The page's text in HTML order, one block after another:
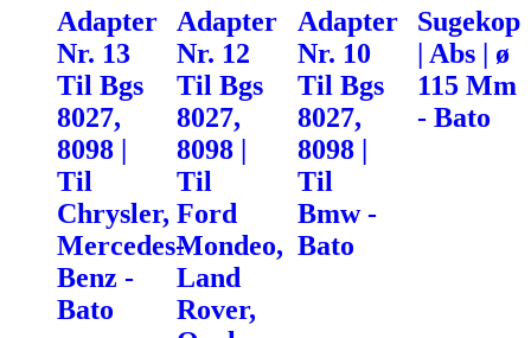
Adapter
Nr. 13
Til Bgs
8027,
8098 |
Til
Chrysler,
Mercedes-
Benz -
Bato
Adapter
Nr. 12
Til Bgs
8027,
8098 |
Til
Ford
Mondeo,
Land
Rover,
Adapter
Nr. 10
Til Bgs
8027,
8098 |
Til
Bmw -
Bato
Sugekop
| Abs | ø
115 Mm
- Bato